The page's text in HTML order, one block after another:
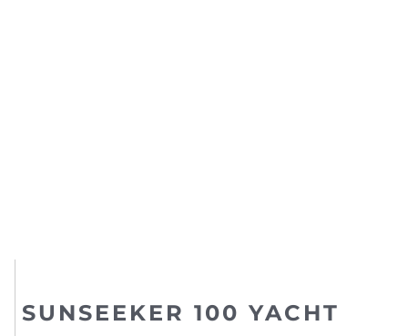
SUNSEEKER 100 YACHT